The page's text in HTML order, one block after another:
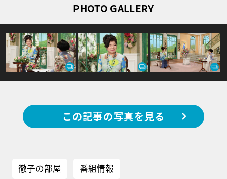
PHOTO GALLERY
この記事の写真を見る
徹子の部屋 番組情報